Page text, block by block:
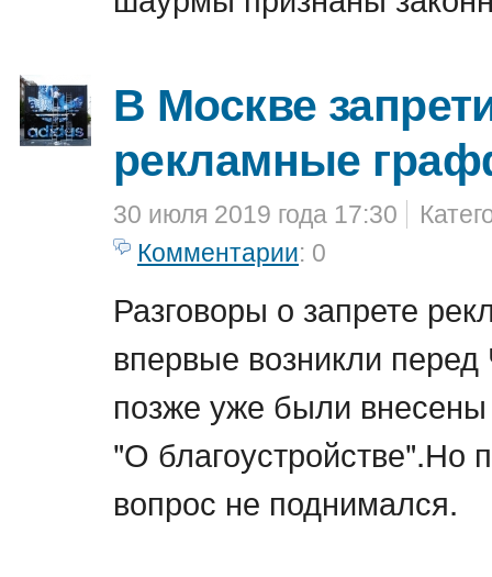
В Москве
рекламные
30 июля 2019 года 17:30
Комментарии: 0
Разговоры о запрете
впервые возникли
позже уже были внесены
"О благоустройстве".Но
вопрос не поднимался.